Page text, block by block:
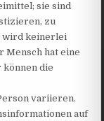
sie sind
zu
wird keinerlei
Mensch hat eine
die
variieren.
auf